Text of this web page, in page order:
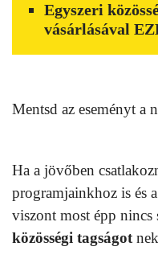
Egyszeri
vásárlásával
Mentsd az eseményt a
Ha a jövőben
programjainkhoz is és
viszont most épp nincs
közösségi tagságot